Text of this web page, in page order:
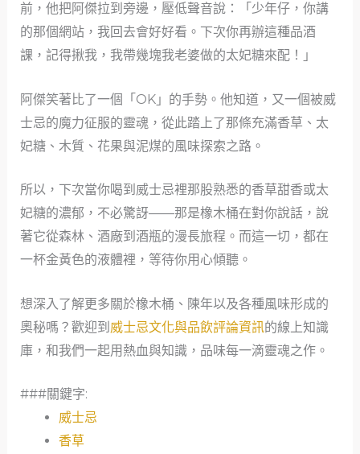
前，他把阿傑拉到旁邊，壓低聲音說：「少年仔，你講
的那個網站，我回去會好好看。下次你再辦這種品酒
課，記得揪我，我帶幾塊我老婆做的太妃糖來配！」
阿傑笑著比了一個「OK」的手勢。他知道，又一個被威
士忌的魔力征服的靈魂，從此踏上了那條充滿香草、太
妃糖、木質、花果與泥煤的風味探索之路。
所以，下次當你喝到威士忌裡那股熟悉的香草甜香或太
妃糖的濃郁，不必驚訝——那是橡木桶在對你說話，說
著它從森林、酒廠到酒瓶的漫長旅程。而這一切，都在
一杯金黃色的液體裡，等待你用心傾聽。
想深入了解更多關於橡木桶、陳年以及各種風味形成的
奧秘嗎？歡迎到 威士忌文化與品飲評論資訊的線上知識
庫，和我們一起用熱血與知識，品味每一滴靈魂之作。
###關鍵字:
威士忌
香草